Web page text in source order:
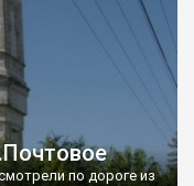
по дороге из